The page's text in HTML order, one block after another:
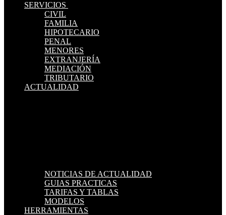
SERVICIOS
CIVIL
FAMILIA
HIPOTECARIO
PENAL
MENORES
EXTRANJERÍA
MEDIACIÓN
TRIBUTARIO
ACTUALIDAD
NOTICIAS DE ACTUALIDAD
GUIAS PRACTICAS
TARIFAS Y TABLAS
MODELOS
HERRAMIENTAS